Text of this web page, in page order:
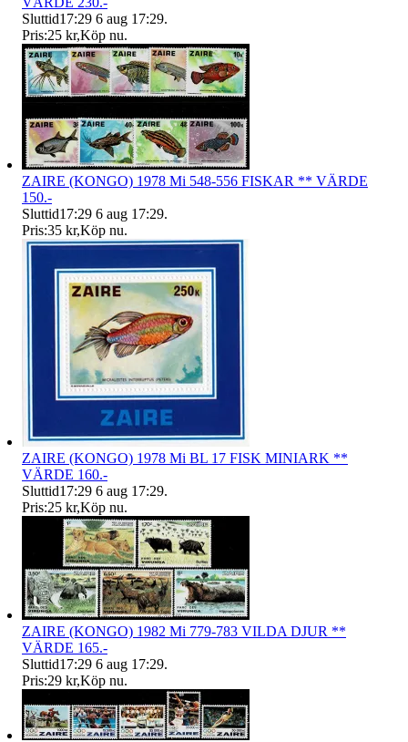
Sluttid17:29 6 aug 17:29.
Pris:25 kr,Köp nu.
ZAIRE (KONGO) 1978 Mi 548-556 FISKAR ** VÄRDE
150.-
Sluttid17:29 6 aug 17:29.
Pris:35 kr,Köp nu.
ZAIRE (KONGO) 1978 Mi BL 17 FISK MINIARK **
VÄRDE 160.-
Sluttid17:29 6 aug 17:29.
Pris:25 kr,Köp nu.
ZAIRE (KONGO) 1982 Mi 779-783 VILDA DJUR **
VÄRDE 165.-
Sluttid17:29 6 aug 17:29.
Pris:29 kr,Köp nu.